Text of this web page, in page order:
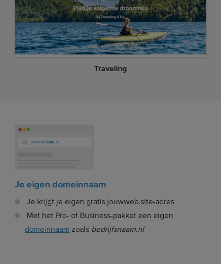
Traveling
Je eigen domeinnaam
Je krijgt je eigen gratis jouwweb.site-adres
Met het Pro- of Business-pakket een eigen
domeinnaam zoals bedrijfsnaam.nl